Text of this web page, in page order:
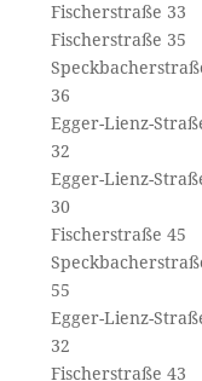
Fischerstraße 33
Fischerstraße 35
36
Egger-Lienz-
32
Egger-Lienz-
30
Fischerstraße 45
55
Egger-Lienz-
32
Fischerstraße 43